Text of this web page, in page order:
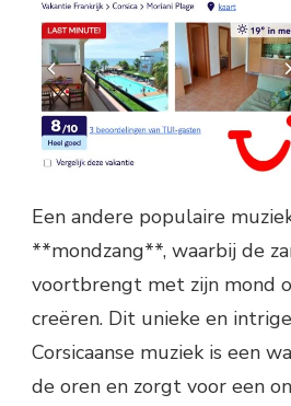
Een andere populaire
**mondzang**, waarbij de
voortbrengt met zijn mond
creëren. Dit unieke en
Corsicaanse muziek is een
de oren en zorgt voor een